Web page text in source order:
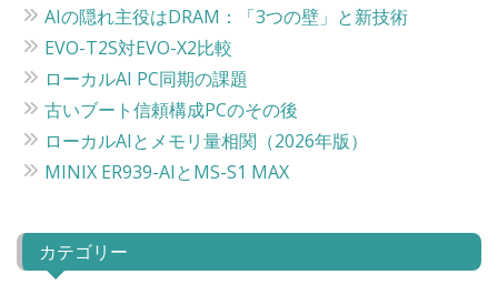
AIの隠れ主役はDRAM：「3つの壁」と新技術
EVO-T2S対EVO-X2比較
ローカルAI PC同期の課題
古いブート信頼構成PCのその後
ローカルAIとメモリ量相関（2026年版）
MINIX ER939-AIとMS-S1 MAX
カテゴリー